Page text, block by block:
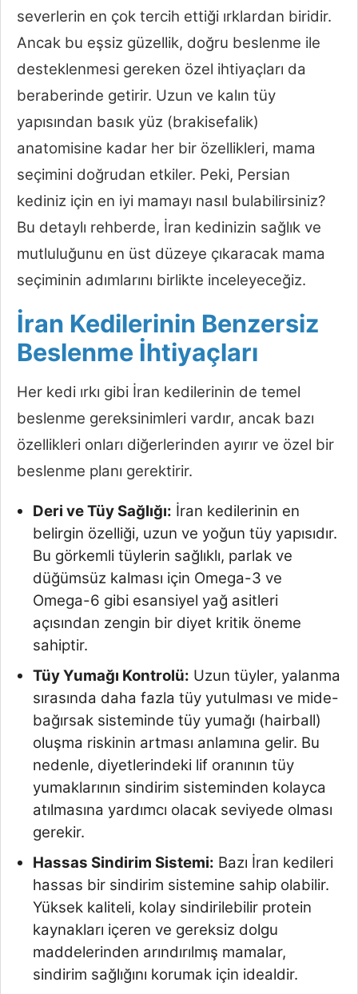
severlerin en çok tercih ettiği ırklardan biridir.
Ancak bu eşsiz güzellik, doğru beslenme ile
desteklenmesi gereken özel ihtiyaçları da
beraberinde getirir. Uzun ve kalın tüy
yapısından basık yüz (brakisefalik)
anatomisine kadar her bir özellikleri, mama
seçimini doğrudan etkiler. Peki, Persian
kediniz için en iyi mamayı nasıl bulabilirsiniz?
Bu detaylı rehberde, İran kedinizin sağlık ve
mutluluğunu en üst düzeye çıkaracak mama
seçiminin adımlarını birlikte inceleyeceğiz.
İran Kedilerinin Benzersiz
Beslenme İhtiyaçları
Her kedi ırkı gibi İran kedilerinin de temel
beslenme gereksinimleri vardır, ancak bazı
özellikleri onları diğerlerinden ayırır ve özel bir
beslenme planı gerektirir.
Deri ve Tüy Sağlığı: İran kedilerinin en
belirgin özelliği, uzun ve yoğun tüy yapısıdır.
Bu görkemli tüylerin sağlıklı, parlak ve
düğümsüz kalması için Omega-3 ve
Omega-6 gibi esansiyel yağ asitleri
açısından zengin bir diyet kritik öneme
sahiptir.
Tüy Yumağı Kontrolü: Uzun tüyler, yalanma
sırasında daha fazla tüy yutulması ve mide-
bağırsak sisteminde tüy yumağı (hairball)
oluşma riskinin artması anlamına gelir. Bu
nedenle, diyetlerindeki lif oranının tüy
yumaklarının sindirim sisteminden kolayca
atılmasına yardımcı olacak seviyede olması
gerekir.
Hassas Sindirim Sistemi: Bazı İran kedileri
hassas bir sindirim sistemine sahip olabilir.
Yüksek kaliteli, kolay sindirilebilir protein
kaynakları içeren ve gereksiz dolgu
maddelerinden arındırılmış mamalar,
sindirim sağlığını korumak için idealdir.